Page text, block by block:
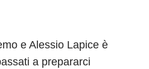
e Alessio Lapice è
a prepararci